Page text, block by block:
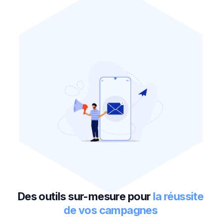
Des outils sur-mesure pour la réussite
de vos campagnes